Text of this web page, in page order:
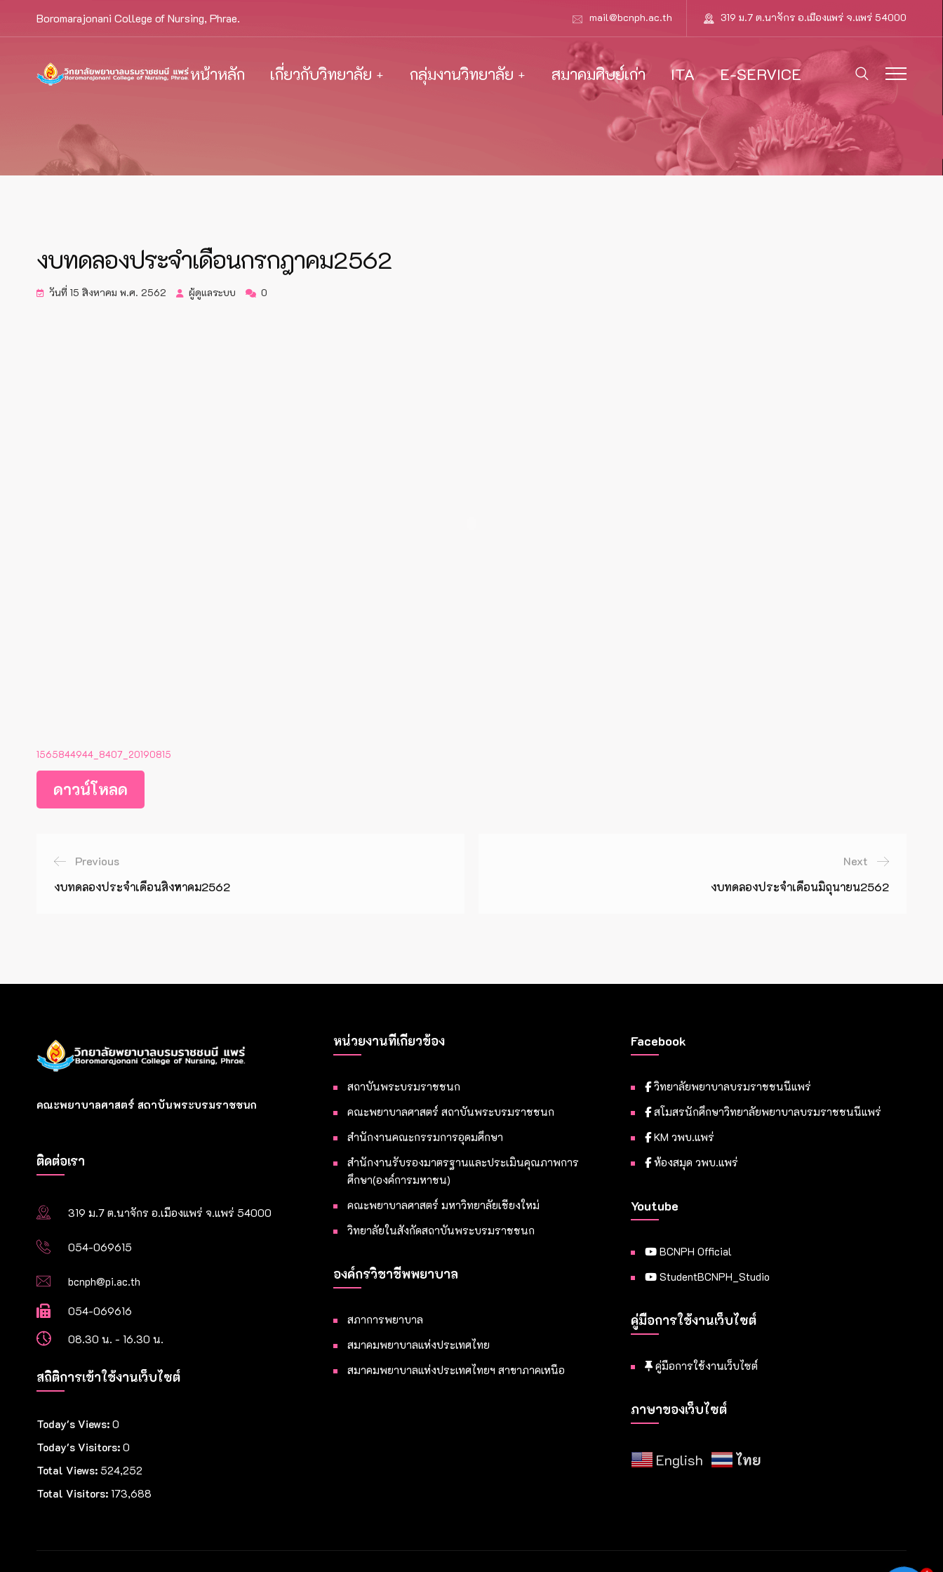
Boromarajonani College of Nursing, Phrae. mail@bcnph.ac.th 319 ม.7 ต.นาจักร อ.เมืองแพร่ จ.แพร่ 54000
หน้าหลัก เกี่ยวกับวิทยาลัย กลุ่มงานวิทยาลัย สมาคมศิษย์เก่า ITA E-SERVICE
งบทดลองประจำเดือนกรกฎาคม2562
วันที่ 15 สิงหาคม พ.ศ. 2562 ผู้ดูแลระบบ 0
1565844944_8407_20190815
ดาวน์โหลด
Previous
งบทดลองประจำเดือนสิงหาคม2562
Next
งบทดลองประจำเดือนมิถุนายน2562
คณะพยาบาลศาสตร์ สถาบันพระบรมราชชนก
ติดต่อเรา
319 ม.7 ต.นาจักร อ.เมืองแพร่ จ.แพร่ 54000
054-069615
bcnph@pi.ac.th
054-069616
08.30 น. - 16.30 น.
สถิติการเข้าใช้งานเว็บไซต์
Today's Views: 0
Today's Visitors: 0
Total Views: 524,252
Total Visitors: 173,688
หน่วยงานที่เกี่ยวข้อง
สถาบันพระบรมราชชนก
คณะพยาบาลศาสตร์ สถาบันพระบรมราชชนก
สำนักงานคณะกรรมการอุดมศึกษา
สำนักงานรับรองมาตรฐานและประเมินคุณภาพการ
ศึกษา(องค์การมหาชน)
คณะพยาบาลศาสตร์ มหาวิทยาลัยเชียงใหม่
วิทยาลัยในสังกัดสถาบันพระบรมราชชนก
องค์กรวิชาชีพพยาบาล
สภาการพยาบาล
สมาคมพยาบาลแห่งประเทศไทย
สมาคมพยาบาลแห่งประเทศไทยฯ สาขาภาคเหนือ
Facebook
วิทยาลัยพยาบาลบรมราชชนนีแพร่
สโมสรนักศึกษาวิทยาลัยพยาบาลบรมราชชนนีแพร่
KM วพบ.แพร่
ห้องสมุด วพบ.แพร่
Youtube
BCNPH Official
StudentBCNPH_Studio
คู่มือการใช้งานเว็บไซต์
คู่มือการใช้งานเว็บไซต์
ภาษาของเว็บไซต์
English ไทย